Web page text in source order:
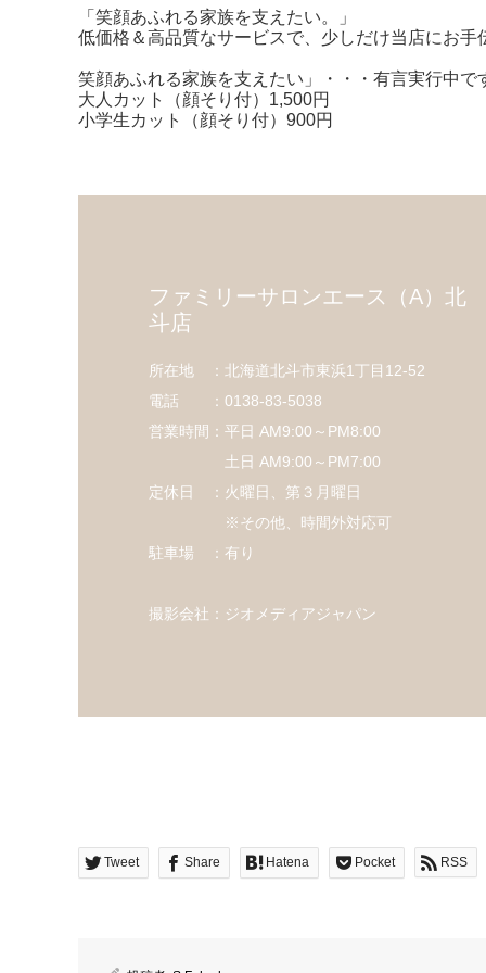
「笑顔あふれる家族を支えたい。」
低価格＆高品質なサービスで、少しだけ当店にお手
笑顔あふれる家族を支えたい」・・・有言実行中で
大人カット（顔そり付）1,500円
小学生カット（顔そり付）900円
ファミリーサロンエース（A）北
斗店
所在地 ：北海道北斗市東浜1丁目12-52
電話 ：0138-83-5038
営業時間：平日 AM9:00～PM8:00
土日 AM9:00～PM7:00
定休日 ：火曜日、第３月曜日
※その他、時間外対応可
駐車場 ：有り
撮影会社：ジオメディアジャパン
Tweet Share Hatena Pocket RSS